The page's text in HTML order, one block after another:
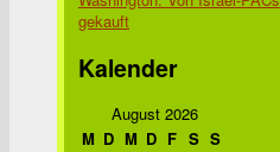
gekauft
Kalender
August 2026
M D M D F S S